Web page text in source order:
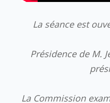
La séance est
Présidence de M.
La Commission